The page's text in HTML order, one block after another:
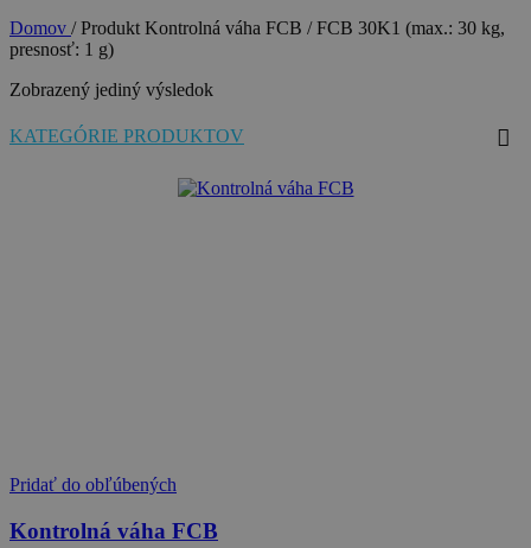
Domov / Produkt Kontrolná váha FCB / FCB 30K1 (max.: 30 kg,
presnosť: 1 g)
Zobrazený jediný výsledok
KATEGÓRIE PRODUKTOV
Pridať do obľúbených
Kontrolná váha FCB